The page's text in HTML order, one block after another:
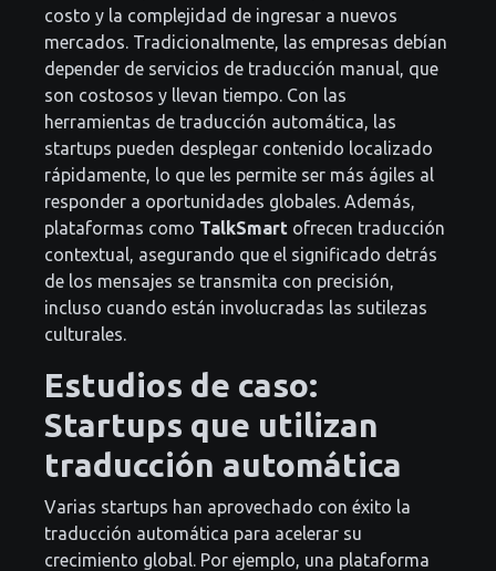
costo y la complejidad de ingresar a nuevos
mercados. Tradicionalmente, las empresas debían
depender de servicios de traducción manual, que
son costosos y llevan tiempo. Con las
herramientas de traducción automática, las
startups pueden desplegar contenido localizado
rápidamente, lo que les permite ser más ágiles al
responder a oportunidades globales. Además,
plataformas como TalkSmart ofrecen traducción
contextual, asegurando que el significado detrás
de los mensajes se transmita con precisión,
incluso cuando están involucradas las sutilezas
culturales.
Estudios de caso:
Startups que utilizan
traducción automática
Varias startups han aprovechado con éxito la
traducción automática para acelerar su
crecimiento global. Por ejemplo, una plataforma